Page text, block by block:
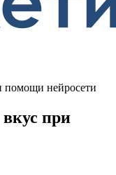
помощи нейросети
при